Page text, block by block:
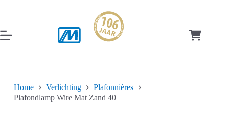
inhoud
Home Verlichting
Plafonnières
Plafondlamp Wire Mat Zand 40